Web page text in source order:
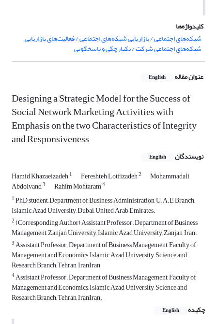
کلیدواژه‌ها
شبکه‌های اجتماعی / بازاریابی شبکه‌های اجتماعی / فعالیت‌های بازاریابی
شبکه‌های اجتماعی شرکت / یکپارچگی و پاسخگویی
عنوان مقاله English
Designing a Strategic Model for the Success of
Social Network Marketing Activities with
Emphasis on the two Characteristics of Integrity
and Responsiveness
نویسندگان English
Hamid Khazaeizadeh1 Fereshteh Lotfizadeh2 Mohammadali
Abdolvand3 Rahim Mohtaram4
1PhD student, Department of Business Administration, U.A.E Branch,
Islamic Azad University, Dubai, United Arab Emirates.
2(Corresponding Author) Assistant Professor , Department of Business
Management, Zanjan University, Islamic Azad University, Zanjan, Iran.
3Assistant Professor , Department of Business Management, Faculty of
Management and Economics, Islamic Azad University, Science and
Research Branch, Tehran, IranIran
4Assistant Professor , Department of Business Management, Faculty of
Management and Economics, Islamic Azad University, Science and
Research Branch, Tehran, IranIran.
چکیده
English